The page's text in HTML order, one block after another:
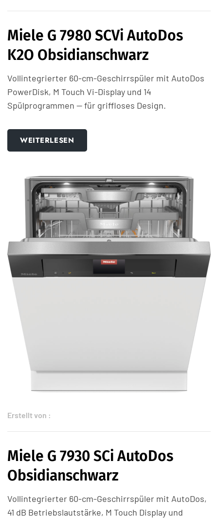
Miele G 7980 SCVi AutoDos
K2O Obsidianschwarz
Vollintegrierter 60-cm-Geschirrspüler mit AutoDos
PowerDisk, M Touch Vi-Display und 14
Spülprogrammen — für griffloses Design.
WEITERLESEN
Erstellt von :
Miele G 7930 SCi AutoDos
Obsidianschwarz
Vollintegrierter 60-cm-Geschirrspüler mit AutoDos,
41 dB Betriebslautstärke, M Touch Display und